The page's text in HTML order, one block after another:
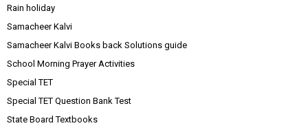
Rain holiday
Samacheer Kalvi
Samacheer Kalvi Books back Solutions guide
School Morning Prayer Activities
Special TET
Special TET Question Bank Test
State Board Textbooks